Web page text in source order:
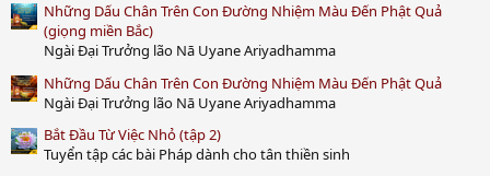
t
a
r
(
s
)
Những Dấu Chân Trên Con Đường Nhiệm Màu Đến Phật Quả
(giọng miền Bắc)
Ngài Đại Trưởng lão Nā Uyane Ariyadhamma
Những Dấu Chân Trên Con Đường Nhiệm Màu Đến Phật Quả
Ngài Đại Trưởng lão Nā Uyane Ariyadhamma
Bắt Đầu Từ Việc Nhỏ (tập 2)
Tuyển tập các bài Pháp dành cho tân thiền sinh